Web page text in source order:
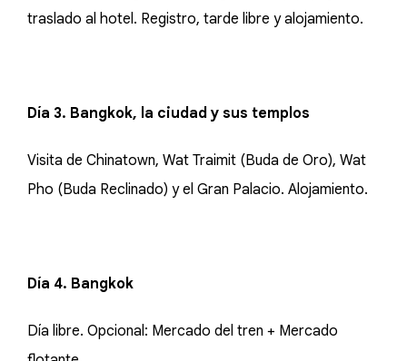
traslado al hotel. Registro, tarde libre y alojamiento.
Día 3. Bangkok, la ciudad y sus templos
Visita de Chinatown, Wat Traimit (Buda de Oro), Wat
Pho (Buda Reclinado) y el Gran Palacio. Alojamiento.
Día 4. Bangkok
Día libre. Opcional: Mercado del tren + Mercado